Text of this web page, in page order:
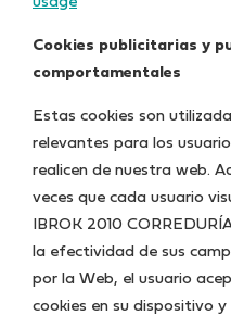
Cookies publicitarias y
comportamentales
Estas cookies son
relevantes para los
realicen de nuestra web.
veces que cada usuario
IBROK 2010
la efectividad de sus
por la Web, el usuario
cookies en su dispositivo